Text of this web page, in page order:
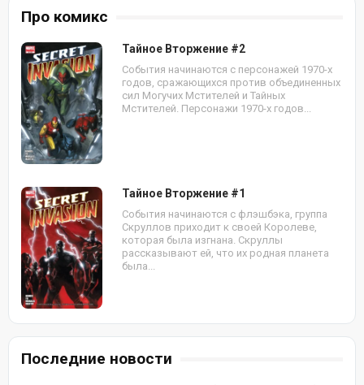
Про комикс
Тайное Вторжение #2
События начинаются с персонажей 1970-х
годов, сражающихся против объединенных
сил Могучих Мстителей и Тайных
Мстителей. Персонажи 1970-х годов...
Тайное Вторжение #1
События начинаются с флэшбэка, группа
Скруллов приходит к своей Королеве,
которая была изгнана. Скруллы
рассказывают ей, что их родная планета
была...
Последние новости